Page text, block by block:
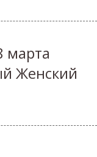
марта
Женский